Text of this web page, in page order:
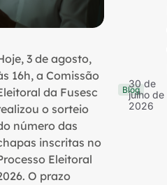
3 de agosto,
16h, a Comissão
da Fusesc
o sorteio
número das
inscritas no
Eleitoral
O prazo
Blog
30 de
julho de
2026